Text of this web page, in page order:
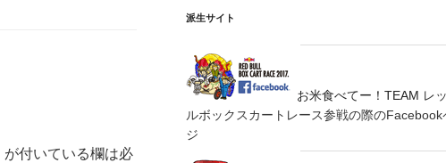
が付いている欄は必
派生サイト
お米食べてー！TEAM レ
ルボックスカートレース参戦の際のFacebook
ジ